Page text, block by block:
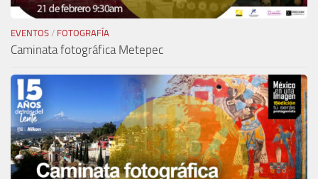
EVENTOS / FOTOGRAFÍA
Caminata fotográfica Metepec